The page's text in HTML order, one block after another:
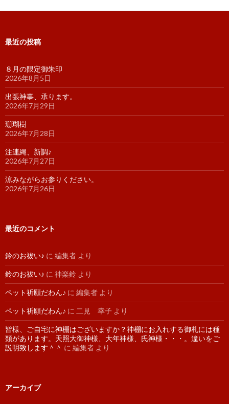
最近の投稿
８月の限定御朱印
2026年8月5日
出張神事、承ります。
2026年7月29日
珊瑚樹
2026年7月28日
注連縄、新調♪
2026年7月27日
涼みながらお参りください。
2026年7月26日
最近のコメント
鈴のお祓い♪ に 編集者 より
鈴のお祓い♪ に 神楽鈴 より
ペット祈願だわん♪ に 編集者 より
ペット祈願だわん♪ に 二見 幸子 より
皆様、ご自宅に神棚はございますか？神棚にお入れする御札には種
類があります。天照大御神様、大年神様、氏神様・・・。違いをご
説明致します＾＾ に 編集者 より
アーカイブ